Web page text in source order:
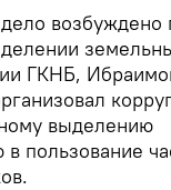
возбуждено
ГКНБ,
выделению
в пользование